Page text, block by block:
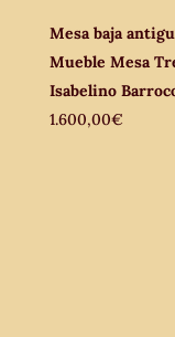
Mesa baja
Mueble Mesa
Isabelino
1.600,00€